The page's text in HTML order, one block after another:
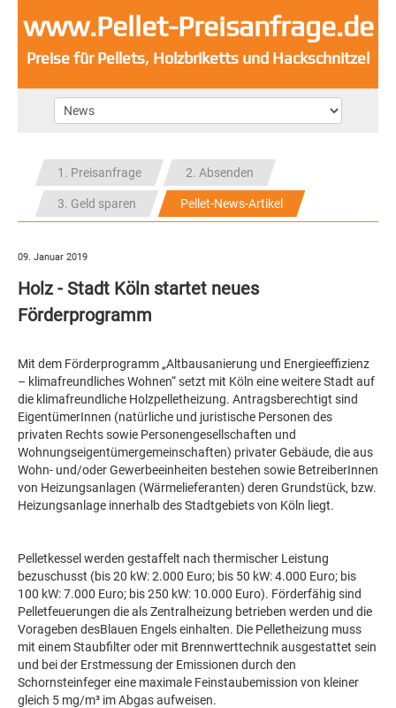
www.Pellet-Preisanfrage.de
Preise für Pellets, Holzbriketts und Hackschnitzel
1. Preisanfrage 2. Absenden
3. Geld sparen Pellet-News-Artikel
09. Januar 2019
Holz - Stadt Köln startet neues
Förderprogramm
Mit dem Förderprogramm „Altbausanierung und Energieeffizienz
– klimafreundliches Wohnen“ setzt mit Köln eine weitere Stadt auf
die klimafreundliche Holzpelletheizung. Antragsberechtigt sind
EigentümerInnen (natürliche und juristische Personen des
privaten Rechts sowie Personengesellschaften und
Wohnungseigentümergemeinschaften) privater Gebäude, die aus
Wohn- und/oder Gewerbeeinheiten bestehen sowie BetreiberInnen
von Heizungsanlagen (Wärmelieferanten) deren Grundstück, bzw.
Heizungsanlage innerhalb des Stadtgebiets von Köln liegt.
Pelletkessel werden gestaffelt nach thermischer Leistung
bezuschusst (bis 20 kW: 2.000 Euro; bis 50 kW: 4.000 Euro; bis
100 kW: 7.000 Euro; bis 250 kW: 10.000 Euro). Förderfähig sind
Pelletfeuerungen die als Zentralheizung betrieben werden und die
Vorageben desBlauen Engels einhalten. Die Pelletheizung muss
mit einem Staubfilter oder mit Brennwerttechnik ausgestattet sein
und bei der Erstmessung der Emissionen durch den
Schornsteinfeger eine maximale Feinstaubemission von kleiner
gleich 5 mg/m³ im Abgas aufweisen.